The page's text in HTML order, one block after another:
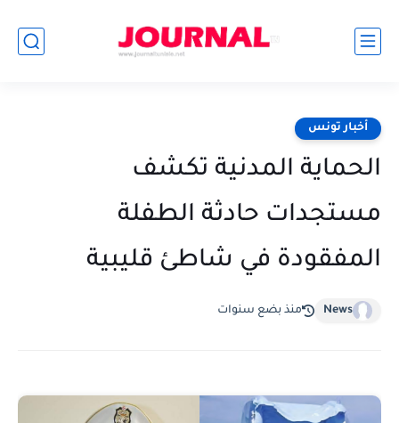
أخبار تونس
الحماية المدنية تكشف
مستجدات حادثة الطفلة
المفقودة في شاطئ قليبية
News منذ بضع سنوات